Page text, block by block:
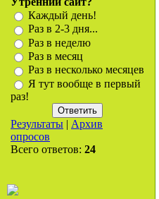
Каждый день!
Раз в 2-3 дня...
Раз в неделю
Раз в месяц
Раз в несколько месяцев
Я тут вообще в первый
раз!
Результаты | Архив
опросов
Всего ответов: 24